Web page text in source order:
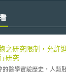
之研究限制，允許
研究
醫學實驗歷史，人類